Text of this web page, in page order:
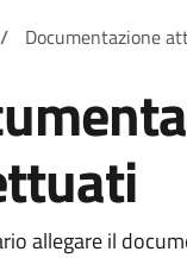
di
/ Documentazione
allegare il